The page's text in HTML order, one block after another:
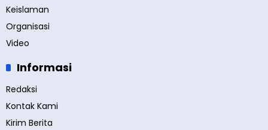
Keislaman
Organisasi
Video
Informasi
Redaksi
Kontak Kami
Kirim Berita